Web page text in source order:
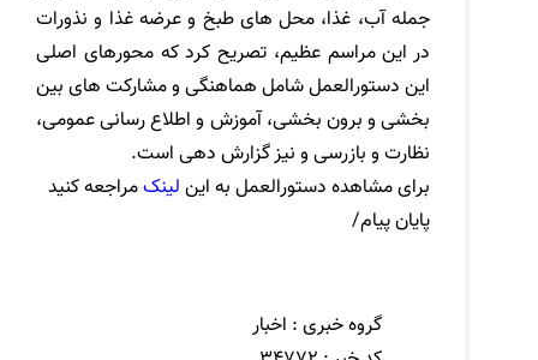
جمله آب، غذا، محل های طبخ و عرضه غذا و نذورات
در این مراسم عظیم، تصریح کرد که محورهای اصلی
این دستورالعمل شامل هماهنگی و مشارکت های بین
بخشی و برون بخشی، آموزش و اطلاع رسانی عمومی،
نظارت و بازرسی و نیز گزارش دهی است.
برای مشاهده دستورالعمل به اینلینکمراجعه کنید
پایان پیام/
گروه خبری :اخبار